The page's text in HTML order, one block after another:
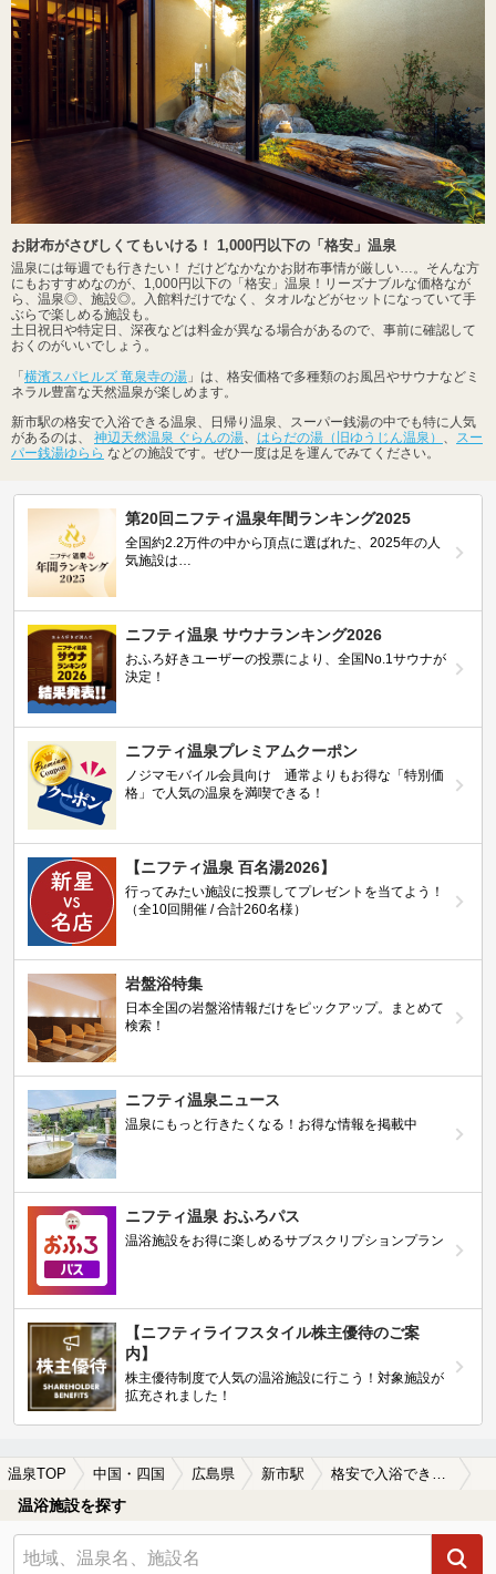
お財布がさびしくてもいける！ 1,000円以下の「格安」温泉
温泉には毎週でも行きたい！ だけどなかなかお財布事情が厳しい…。そんな方
にもおすすめなのが、1,000円以下の「格安」温泉！リーズナブルな価格なが
ら、温泉◎、施設◎。入館料だけでなく、タオルなどがセットになっていて手
ぶらで楽しめる施設も。
土日祝日や特定日、深夜などは料金が異なる場合があるので、事前に確認して
おくのがいいでしょう。
「 横濱スパヒルズ 竜泉寺の湯 」は、格安価格で多種類のお風呂やサウナなどミ
ネラル豊富な天然温泉が楽しめます。
新市駅の格安で入浴できる温泉、日帰り温泉、スーパー銭湯の中でも特に人気
があるのは、 神辺天然温泉 ぐらんの湯、 はらだの湯（旧ゆうじん温泉） 、 スー
パー銭湯ゆらら などの施設です。ぜひ一度は足を運んでみてください。
第20回ニフティ温泉年間ランキング2025
全国約2.2万件の中から頂点に選ばれた、2025年の人
気施設は…
ニフティ温泉 サウナランキング2026
おふろ好きユーザーの投票により、全国No.1サウナが
決定！
ニフティ温泉プレミアムクーポン
ノジマモバイル会員向け 通常よりもお得な「特別価
格」で人気の温泉を満喫できる！
【ニフティ温泉 百名湯2026】
行ってみたい施設に投票してプレゼントを当てよう！
（全10回開催 / 合計260名様）
岩盤浴特集
日本全国の岩盤浴情報だけをピックアップ。まとめて
検索！
ニフティ温泉ニュース
温泉にもっと行きたくなる！お得な情報を掲載中
ニフティ温泉 おふろパス
温浴施設をお得に楽しめるサブスクリプションプラン
【ニフティライフスタイル株主優待のご案
内】
株主優待制度で人気の温浴施設に行こう！対象施設が
拡充されました！
温泉TOP 中国・四国 広島県 新市駅
温浴施設を探す